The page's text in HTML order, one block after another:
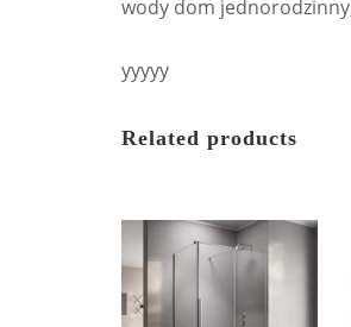
wody dom
yyyyy
Related products